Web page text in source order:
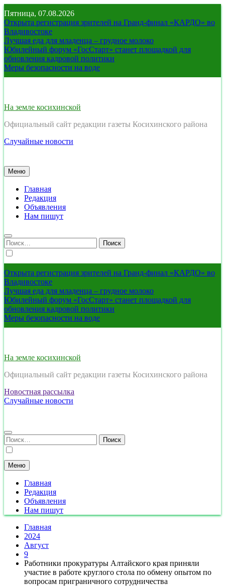
Перейти
к
содержимому
Пятница, 07.08.2026
Открыта регистрация зрителей на Гранд-финал «КАРДО» во
Владивостоке
Лучшая еда для младенца – грудное молоко
Юбилейный форум «ГосСтарт» станет площадкой для
обновления кадровой политики
Меры безопасности на воде
На земле косихинской
Официальный сайт редакции газеты Косихинского района
Случайные новости
Меню
Главная
Редакция
Объявления
Нам пишут
Найти:
Открыта регистрация зрителей на Гранд-финал «КАРДО» во
Владивостоке
Лучшая еда для младенца – грудное молоко
Юбилейный форум «ГосСтарт» станет площадкой для
обновления кадровой политики
Меры безопасности на воде
На земле косихинской
Официальный сайт редакции газеты Косихинского района
Новостная рассылка
Случайные новости
Найти:
Меню
Главная
Редакция
Объявления
Нам пишут
Главная
2024
Август
9
Работники прокуратуры Алтайского края приняли
участие в работе круглого стола по обмену опытом по
вопросам приграничного сотрудничества